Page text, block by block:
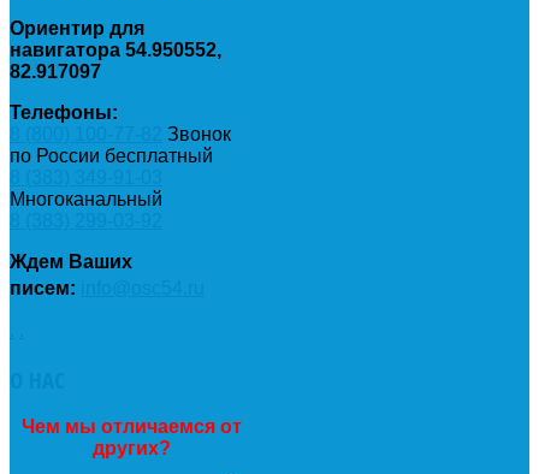
Ориентир для
навигатора 54.950552,
82.917097
Телефоны:
Звонок
по России бесплатный
Многоканальный
Ждем Ваших
писем:
Чем мы отличаемся от
других?